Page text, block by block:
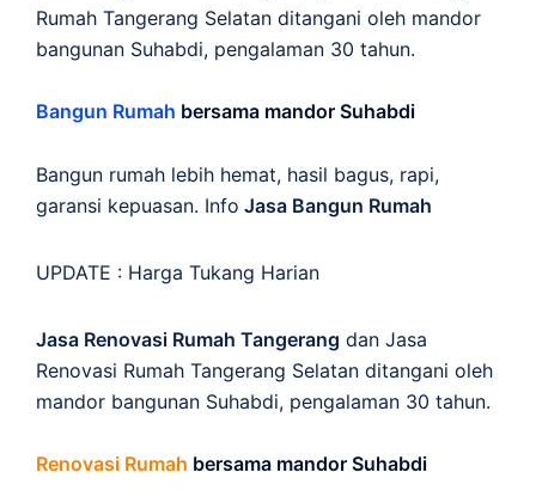
Rumah Tangerang Selatan ditangani oleh mandor
bangunan Suhabdi, pengalaman 30 tahun.
Bangun Rumah bersama mandor Suhabdi
Bangun rumah lebih hemat, hasil bagus, rapi,
garansi kepuasan. Info Jasa Bangun Rumah
UPDATE : Harga Tukang Harian
Jasa Renovasi Rumah Tangerang dan Jasa
Renovasi Rumah Tangerang Selatan ditangani oleh
mandor bangunan Suhabdi, pengalaman 30 tahun.
Renovasi Rumah bersama mandor Suhabdi